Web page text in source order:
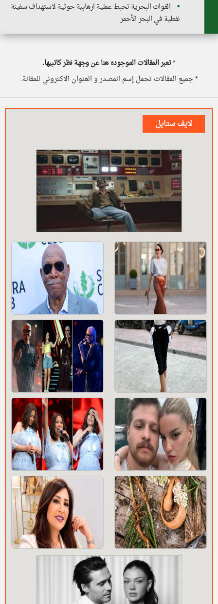
القوات البحرية تحبط عملية ارهابية حوثية لاستهداف سفينة
نفطية في البحر الأحمر
*تعبر المقالات الموجوده هنا عن وجهة نظر كاتبيها.
* جميع المقالات تحمل إسم المصدر و العنوان الاكتروني للمقالة.
لايف ستايل